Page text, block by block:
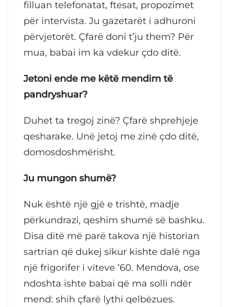
filluan telefonatat, ftesat, propozimet
për intervista. Ju gazetarët i adhuroni
përvjetorët. Çfarë doni t’ju them? Për
mua, babai im ka vdekur çdo ditë.
Jetoni ende me këtë mendim të
pandryshuar?
Duhet ta tregoj zinë? Çfarë shprehjeje
qesharake. Unë jetoj me zinë çdo ditë,
domosdoshmërisht.
Ju mungon shumë?
Nuk është një gjë e trishtë, madje
përkundrazi, qeshim shumë së bashku.
Disa ditë më parë takova një historian
sartrian që dukej sikur kishte dalë nga
një frigorifer i viteve ’60. Mendova, ose
ndoshta ishte babai që ma solli ndër
mend: shih çfarë lythi qelbëzues.